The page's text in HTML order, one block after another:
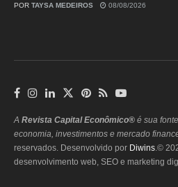
POR TAYSA MEDEIROS 08/08/2026
A Revista Capital Econômico® é sua
economia, investimentos e mercado
reservados. Desenvolvido por Diwins .©
desenvolvimento web, SEO e marketing